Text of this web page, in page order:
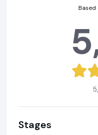
Based
Stages